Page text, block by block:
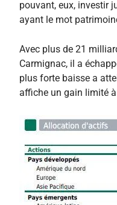
pouvant, eux, investir
ayant le mot
Avec plus de 21
Carmignac, il a
plus forte baisse a
affiche un gain limité